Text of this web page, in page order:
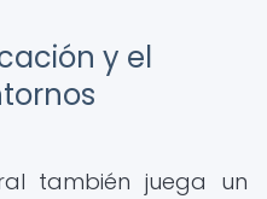
y el
también juega un